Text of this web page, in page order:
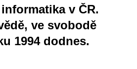
v ČR.
ve svobodě
1994 dodnes.